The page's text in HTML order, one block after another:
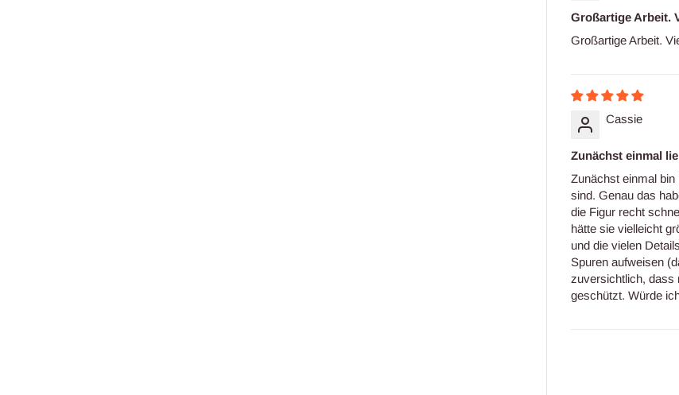
Großartige Arbeit.
Großartige Arbeit.
Cassie
Zunächst einmal
Zunächst einmal
sind. Genau das
die Figur recht
hätte sie vielleicht
und die vielen
Spuren aufweisen
zuversichtlich, dass
geschützt. Würde